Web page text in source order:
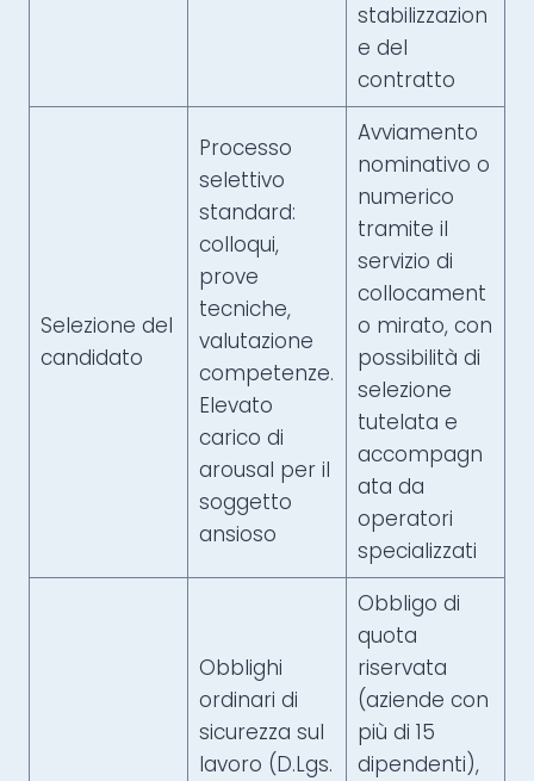
stabilizzazion
e del
contratto
Selezione del
candidato
Processo
selettivo
standard:
colloqui,
prove
tecniche,
valutazione
competenze.
Elevato
carico di
arousal per il
soggetto
ansioso
Avviamento
nominativo o
numerico
tramite il
servizio di
collocament
o mirato, con
possibilità di
selezione
tutelata e
accompagn
ata da
operatori
specializzati
Obblighi
ordinari di
sicurezza sul
lavoro (D.Lgs.
Obbligo di
quota
riservata
(aziende con
più di 15
dipendenti),